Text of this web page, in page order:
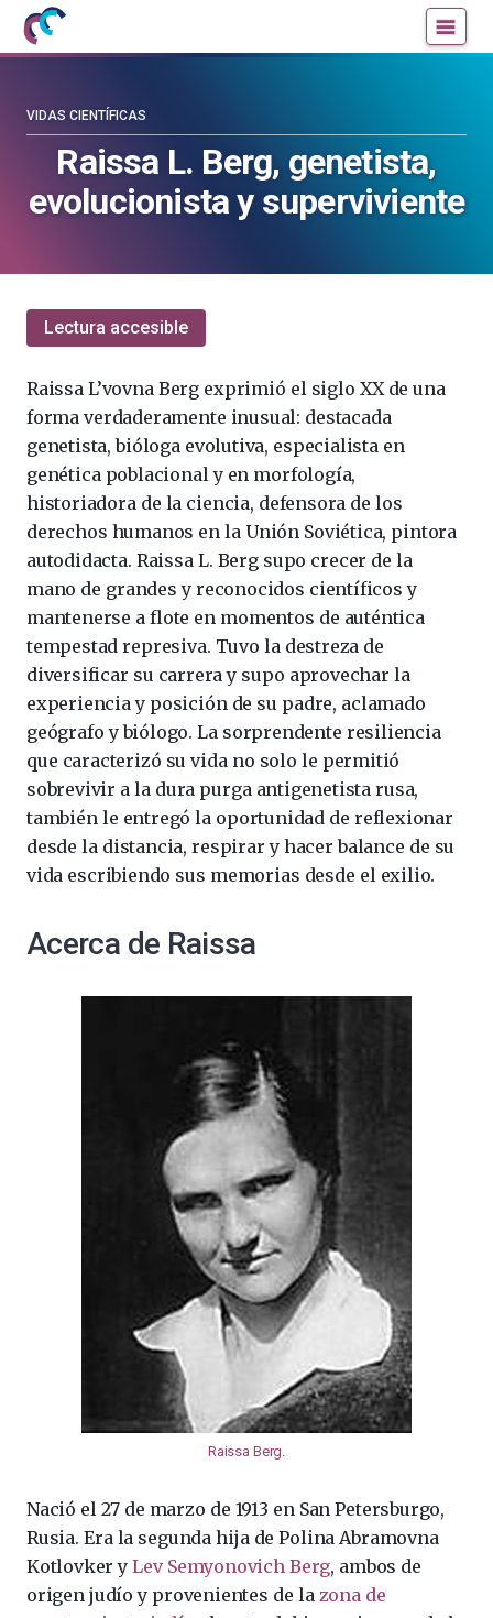
Mujeres
con
Cultura
Científica
la
blog
Cultura
Científica
la
Raissa L. Berg, genetista,
evolucionista y superviviente
VIDAS CIENTÍFICAS
Lectura accesible
Raissa L’vovna Berg exprimió el siglo XX de una
forma verdaderamente inusual: destacada
genetista, bióloga evolutiva, especialista en
genética poblacional y en morfología,
historiadora de la ciencia, defensora de los
derechos humanos en la Unión Soviética, pintora
autodidacta. Raissa L. Berg supo crecer de la
mano de grandes y reconocidos científicos y
mantenerse a flote en momentos de auténtica
tempestad represiva. Tuvo la destreza de
diversificar su carrera y supo aprovechar la
experiencia y posición de su padre, aclamado
geógrafo y biólogo. La sorprendente resiliencia
que caracterizó su vida no solo le permitió
sobrevivir a la dura purga antigenetista rusa,
también le entregó la oportunidad de reflexionar
desde la distancia, respirar y hacer balance de su
vida escribiendo sus memorias desde el exilio.
Acerca de Raissa
Raissa Berg.
Nació el 27 de marzo de 1913 en San Petersburgo,
Rusia. Era la segunda hija de Polina Abramovna
Kotlovker yLev Semyonovich Berg, ambos de
origen judío y provenientes de la zona de